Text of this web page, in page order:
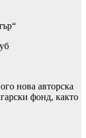
нова авторска
фонд, както